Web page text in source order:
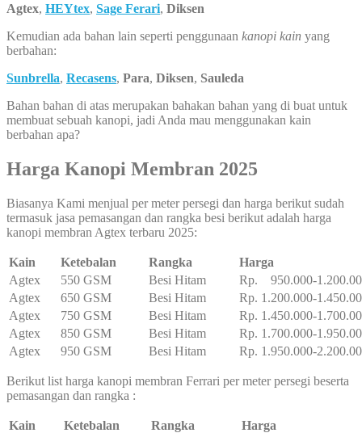
Agtex, HEYtex, Sage Ferari, Diksen
Kemudian ada bahan lain seperti penggunaan kanopi kain yang
berbahan:
Sunbrella, Recasens, Para, Diksen, Sauleda
Bahan bahan di atas merupakan bahakan bahan yang di buat untuk
membuat sebuah kanopi, jadi Anda mau menggunakan kain
berbahan apa?
Harga Kanopi Membran 2025
Biasanya Kami menjual per meter persegi dan harga berikut sudah
termasuk jasa pemasangan dan rangka besi berikut adalah harga
kanopi membran Agtex terbaru 2025:
Kain Ketebalan Rangka
Harga
Agtex
550 GSM Besi Hitam
Rp. 950.000-
Agtex
650 GSM Besi Hitam
Rp. 1.200.000-
Agtex
750 GSM Besi Hitam
Rp. 1.450.000-
Agtex
850 GSM Besi Hitam
Rp. 1.700.000-
Agtex
950 GSM Besi Hitam Rp. 1.950.000-
Berikut list harga kanopi membran Ferrari per meter persegi beserta
pemasangan dan rangka :
Kain Ketebalan Rangka
Harga